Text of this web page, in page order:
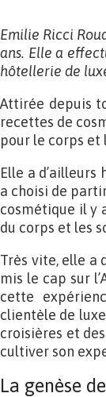
Emilie Ricci
ans. Elle a
hôtellerie de
Attirée depuis
recettes de
pour le corps et
Elle a
a choisi de
cosmétique il y
du corps et les
Très vite, elle a
mis le cap sur
cette
clientèle de
croisières et
cultiver son
La genèse